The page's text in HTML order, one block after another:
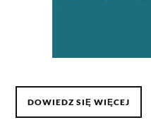
DOWIEDZ SIĘ WIĘCEJ